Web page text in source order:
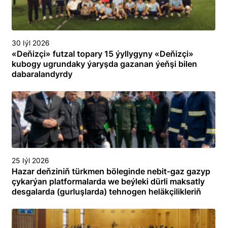
30 Iýl 2026
«Deňizçi» futzal topary 15 ýyllygyny «Deňizçi»
kubogy ugrundaky ýaryşda gazanan ýeňşi bilen
dabaralandyrdy
25 Iýl 2026
Hazar deňziniň türkmen böleginde nebit-gaz gazyp
çykarýan platformalarda we beýleki dürli maksatly
desgalarda (gurluşlarda) tehnogen heläkçilikleriň
toplumlaýyn türgenleşik okuwy